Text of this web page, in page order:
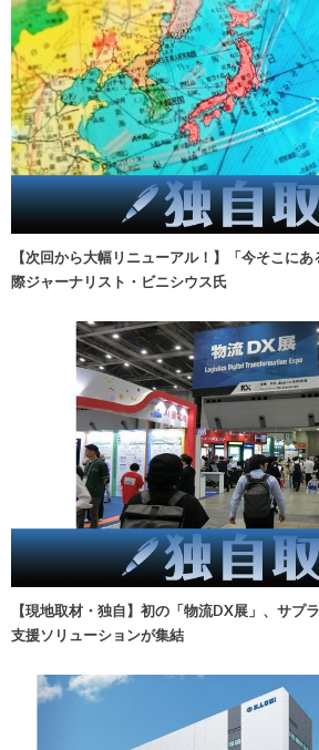
【次回から大幅リニューアル！】「今そこに
際ジャーナリスト・ビニシウス氏
【現地取材・独自】初の「物流DX展」、サプ
支援ソリューションが集結